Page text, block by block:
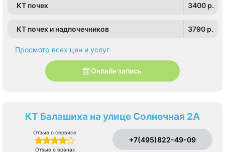
КТ почек 3400 p.
КТ почек и надпочечников 3790 p.
Просмотр всех цен и услуг
Онлайн запись
КТ Балашиха на улице Солнечная 2А
Отзыв о сервисе
Отзыв о врачах
+7(495)822-49-09